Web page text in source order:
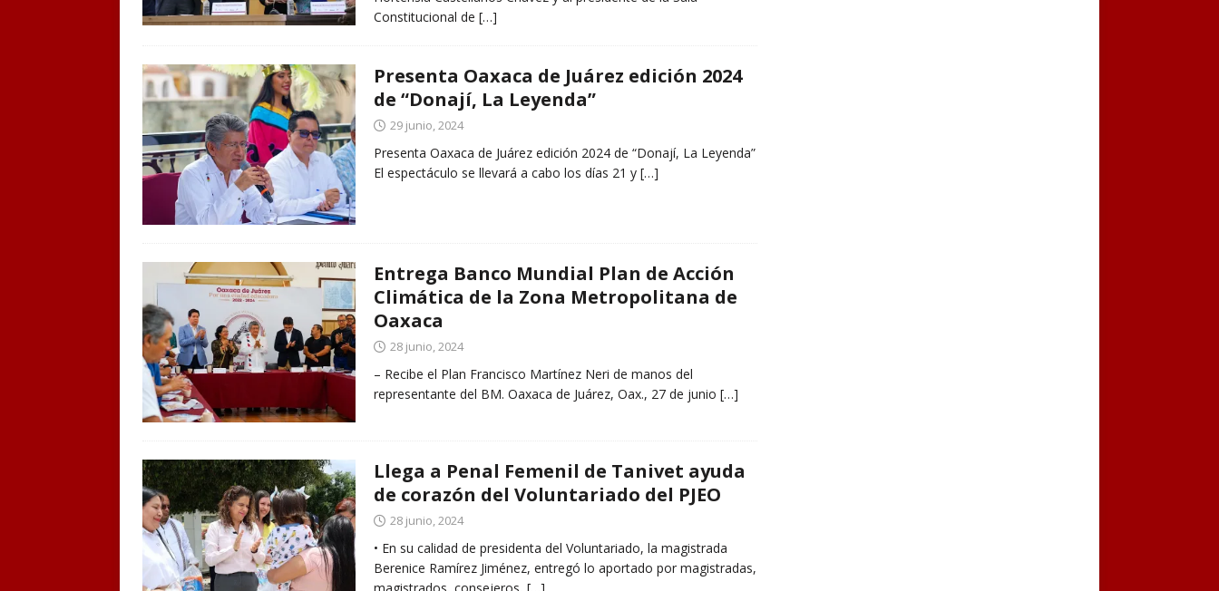
Constitucional de […]
Presenta Oaxaca de Juárez edición 2024
de “Donají, La Leyenda”
29 junio, 2024
Presenta Oaxaca de Juárez edición 2024 de “Donají, La Leyenda”
El espectáculo se llevará a cabo los días 21 y […]
Entrega Banco Mundial Plan de Acción
Climática de la Zona Metropolitana de
Oaxaca
28 junio, 2024
– Recibe el Plan Francisco Martínez Neri de manos del
representante del BM. Oaxaca de Juárez, Oax., 27 de junio […]
Llega a Penal Femenil de Tanivet ayuda
de corazón del Voluntariado del PJEO
28 junio, 2024
• En su calidad de presidenta del Voluntariado, la magistrada
Berenice Ramírez Jiménez, entregó lo aportado por magistradas,
magistrados, consejeros, […]